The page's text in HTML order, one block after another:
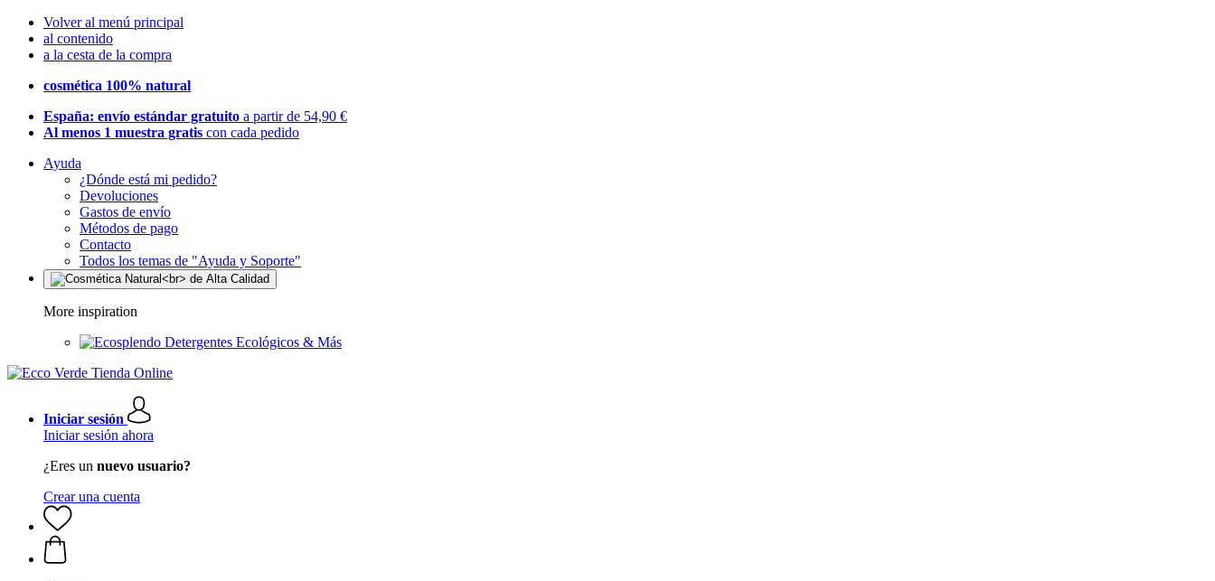
Volver al menú principal
al contenido
a la cesta de la compra
cosmética 100% natural
España: envío estándar gratuito a partir de 54,90 €
Al menos 1 muestra gratis con cada pedido
Ayuda
¿Dónde está mi pedido?
Devoluciones
Gastos de envío
Métodos de pago
Contacto
Todos los temas de "Ayuda y Soporte"
More inspiration
Detergentes Ecológicos & Más
Iniciar sesión
Iniciar sesión ahora
¿Eres un nuevo usuario?
Crear una cuenta